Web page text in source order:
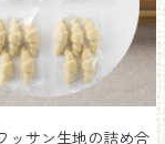
ッサン生地の詰め合